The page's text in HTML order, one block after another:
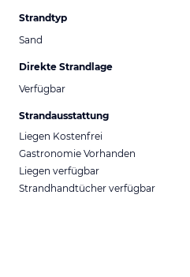
Strandtyp
Sand
Direkte Strandlage
Verfügbar
Strandausstattung
Liegen Kostenfrei
Gastronomie Vorhanden
Liegen verfügbar
Strandhandtücher verfügbar